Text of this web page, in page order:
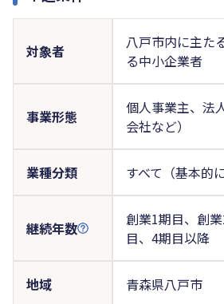
対象者
八戸市内に主た
る中小企業者
事業形態
個人事業主、法
会社など）
業種分類 すべて（基本的
継続年数
創業1期目、創
目、4期目以降
地域 青森県八戸市